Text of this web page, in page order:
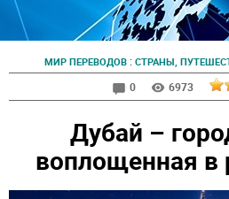
МИР ПЕРЕВОДОВ: СТРАНЫ,
0
6973
Дубай –
воплощенная в